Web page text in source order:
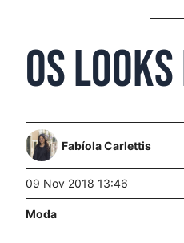
Os
Fabíola Carlettis
09 Nov 2018 13:46
Moda